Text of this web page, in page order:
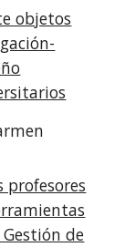
objetos
profesores
de